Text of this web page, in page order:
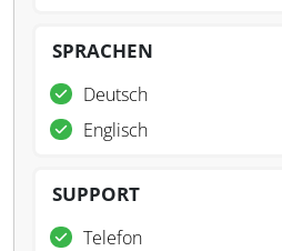
SPRACHEN
Deutsch
Englisch
SUPPORT
Telefon